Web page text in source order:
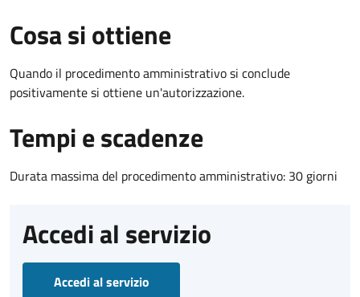
Cosa si ottiene
Quando il procedimento amministrativo si conclude
positivamente si ottiene un'autorizzazione.
Tempi e scadenze
Durata massima del procedimento amministrativo: 30 giorni
Accedi al servizio
Accedi al servizio